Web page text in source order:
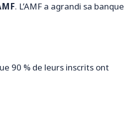
. L’AMF a agrandi sa banque
90 % de leurs inscrits ont